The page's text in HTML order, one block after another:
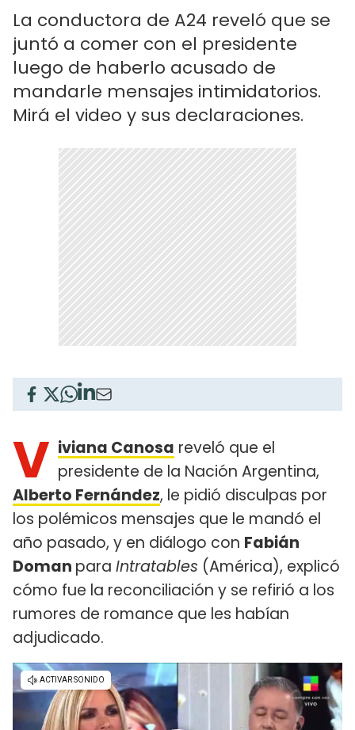
La conductora de A24 reveló que se
juntó a comer con el presidente
luego de haberlo acusado de
mandarle mensajes intimidatorios.
Mirá el video y sus declaraciones.
V iviana Canosa reveló que el
presidente de la Nación Argentina,
Alberto Fernández, le pidió disculpas por
los polémicos mensajes que le mandó el
año pasado, y en diálogo con Fabián
Doman para Intratables (América), explicó
cómo fue la reconciliación y se refirió a los
rumores de romance que les habían
adjudicado.